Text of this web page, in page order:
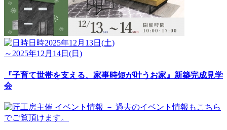
日時2025年12月13日(土)
～2025年12月14日(日)
『子育て世帯を支える、家事時短が叶うお家』新築完成見学
会